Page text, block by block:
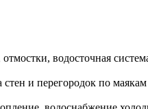
водосточная
и перегородок по маякам